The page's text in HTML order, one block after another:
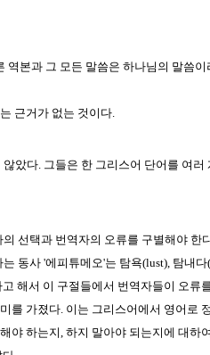
역본과 그 모든 말씀은 하나님의 말씀
근거가 없는 것이다.
았다. 그들은 한 그리스어 단어를 여
선택과 번역자의 오류를 구별해야 한
동사 '에피튜메오'는 탐욕(lust), 탐내다
해서 이 구절들에서 번역자들이 오류
를 가졌다. 이는 그리스어에서 영어로
야 하는지, 하지 말아야 되는지에 대하